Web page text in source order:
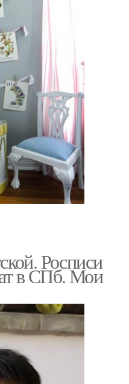
Росписи
в СПб. Мои